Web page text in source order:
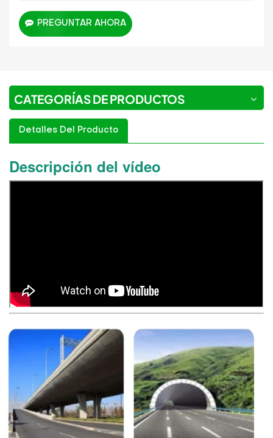
PREGUNTAR AHORA
CATEGORÍAS DE PRODUCTOS
Detalles Del Producto
Descripción del vídeo